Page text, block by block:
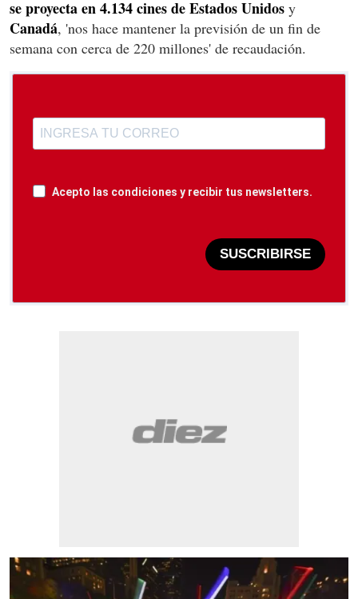
se proyecta en 4.134 cines de Estados Unidos y
Canadá, 'nos hace mantener la previsión de un fin de
semana con cerca de 220 millones' de recaudación.
Acepto las condiciones y recibir tus newsletters.
SUSCRIBIRSE